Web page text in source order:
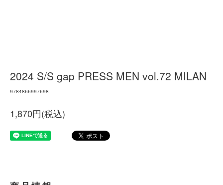
2024 S/S gap PRESS MEN vol.72 MILAN
9784866997698
1,870円(税込)